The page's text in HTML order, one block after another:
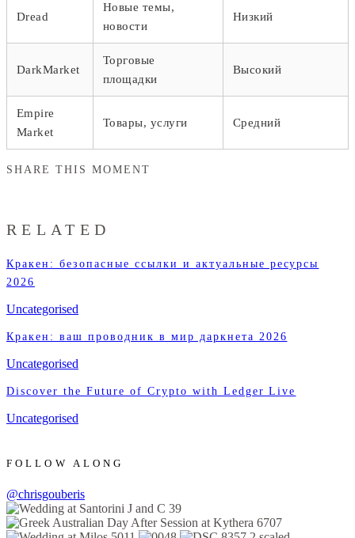
Dread
Новые темы,
новости
Низкий
DarkMarket
Торговые
площадки
Высокий
Empire
Market
Товары, услуги Средний
SHARE THIS MOMENT
RELATED
Кракен: безопасные ссылки и актуальные ресурсы
2026
Uncategorised
Кракен: ваш проводник в мир даркнета 2026
Uncategorised
Discover the Future of Crypto with Ledger Live
Uncategorised
FOLLOW ALONG
@chrisgouberis